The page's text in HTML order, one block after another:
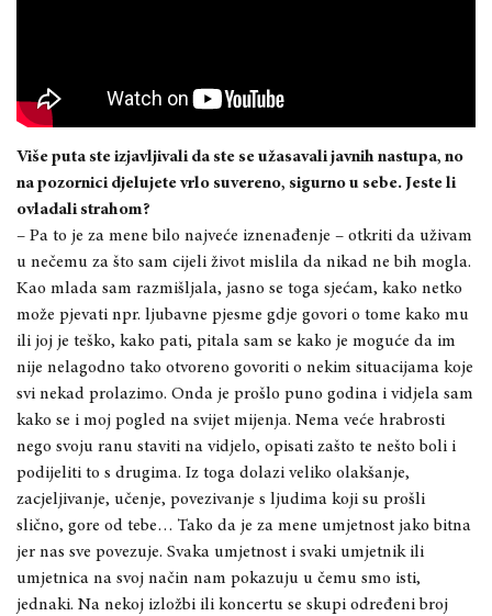
Više puta ste izjavljivali da ste se užasavali javnih nastupa, no
na pozornici djelujete vrlo suvereno, sigurno u sebe. Jeste li
ovladali strahom?
– Pa to je za mene bilo najveće iznenađenje – otkriti da uživam
u nečemu za što sam cijeli život mislila da nikad ne bih mogla.
Kao mlada sam razmišljala, jasno se toga sjećam, kako netko
može pjevati npr. ljubavne pjesme gdje govori o tome kako mu
ili joj je teško, kako pati, pitala sam se kako je moguće da im
nije nelagodno tako otvoreno govoriti o nekim situacijama koje
svi nekad prolazimo. Onda je prošlo puno godina i vidjela sam
kako se i moj pogled na svijet mijenja. Nema veće hrabrosti
nego svoju ranu staviti na vidjelo, opisati zašto te nešto boli i
podijeliti to s drugima. Iz toga dolazi veliko olakšanje,
zacjeljivanje, učenje, povezivanje s ljudima koji su prošli
slično, gore od tebe… Tako da je za mene umjetnost jako bitna
jer nas sve povezuje. Svaka umjetnost i svaki umjetnik ili
umjetnica na svoj način nam pokazuju u čemu smo isti,
jednaki. Na nekoj izložbi ili koncertu se skupi određeni broj